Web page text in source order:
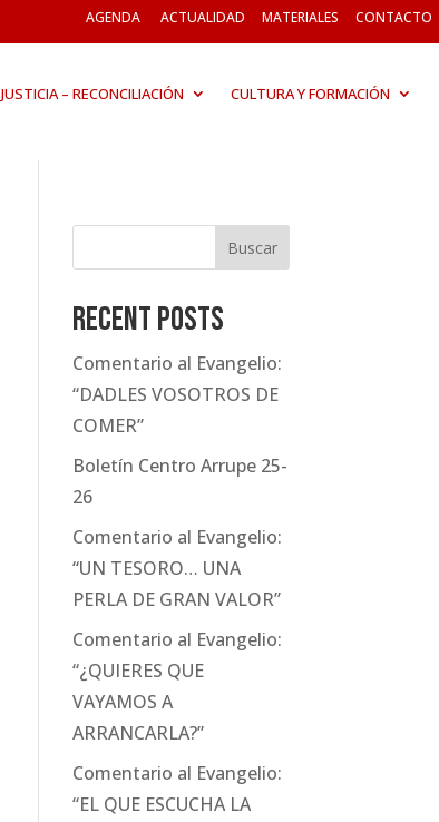
AGENDA ACTUALIDAD MATERIALES CONTACTO
JUSTICIA – RECONCILIACIÓN CULTURA Y FORMACIÓN
Buscar
Recent Posts
Comentario al Evangelio:
“DADLES VOSOTROS DE
COMER”
Boletín Centro Arrupe 25-
26
Comentario al Evangelio:
“UN TESORO… UNA
PERLA DE GRAN VALOR”
Comentario al Evangelio:
“¿QUIERES QUE
VAYAMOS A
ARRANCARLA?”
Comentario al Evangelio:
“EL QUE ESCUCHA LA